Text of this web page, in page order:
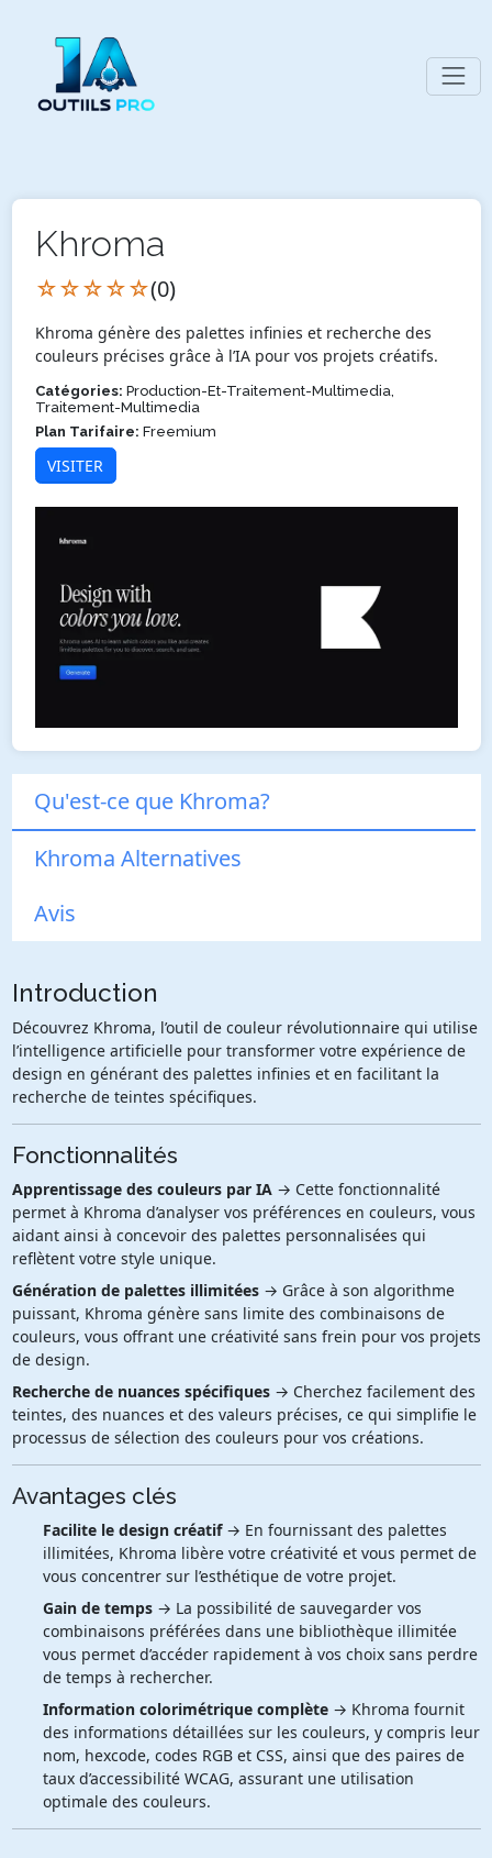
Khroma
☆☆☆☆☆(0)
Khroma génère des palettes infinies et recherche des
couleurs précises grâce à l’IA pour vos projets créatifs.
Catégories: Production-Et-Traitement-Multimedia,
Traitement-Multimedia
Plan Tarifaire: Freemium
VISITER
Qu'est-ce que Khroma?
Khroma Alternatives
Avis
Introduction
Découvrez Khroma, l’outil de couleur révolutionnaire qui utilise
l’intelligence artificielle pour transformer votre expérience de
design en générant des palettes infinies et en facilitant la
recherche de teintes spécifiques.
Fonctionnalités
Apprentissage des couleurs par IA→ Cette fonctionnalité
permet à Khroma d’analyser vos préférences en couleurs, vous
aidant ainsi à concevoir des palettes personnalisées qui
reflètent votre style unique.
Génération de palettes illimitées→ Grâce à son algorithme
puissant, Khroma génère sans limite des combinaisons de
couleurs, vous offrant une créativité sans frein pour vos projets
de design.
Recherche de nuances spécifiques→ Cherchez facilement des
teintes, des nuances et des valeurs précises, ce qui simplifie le
processus de sélection des couleurs pour vos créations.
Avantages clés
Facilite le design créatif→ En fournissant des palettes
illimitées, Khroma libère votre créativité et vous permet de
vous concentrer sur l’esthétique de votre projet.
Gain de temps→ La possibilité de sauvegarder vos
combinaisons préférées dans une bibliothèque illimitée
vous permet d’accéder rapidement à vos choix sans perdre
de temps à rechercher.
Information colorimétrique complète→ Khroma fournit
des informations détaillées sur les couleurs, y compris leur
nom, hexcode, codes RGB et CSS, ainsi que des paires de
taux d’accessibilité WCAG, assurant une utilisation
optimale des couleurs.